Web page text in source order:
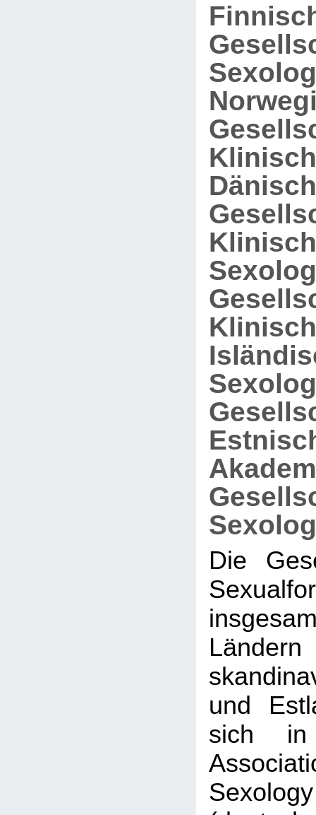
Die
und
sich